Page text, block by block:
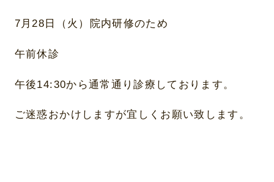
7月28日（火）院内研修のため
午前休診
午後14:30から通常通り診療しております。
ご迷惑おかけしますが宜しくお願い致します。